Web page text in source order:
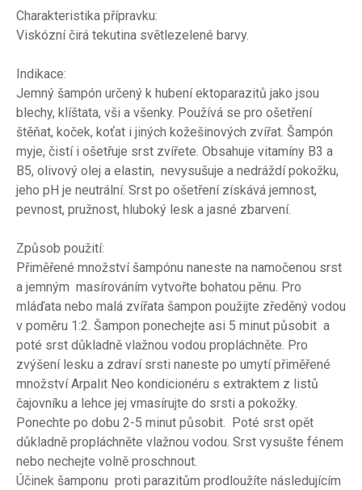
Charakteristika přípravku:
Viskózní čirá tekutina světlezelené barvy.
Indikace:
Jemný šampón určený k hubení ektoparazitů jako jsou
blechy, klíštata, vši a všenky. Používá se pro ošetření
štěňat, koček, koťat i jiných kožešinových zvířat. Šampón
myje, čistí i ošetřuje srst zvířete. Obsahuje vitamíny B3 a
B5, olivový olej a elastin, nevysušuje a nedráždí pokožku,
jeho pH je neutrální. Srst po ošetření získává jemnost,
pevnost, pružnost, hluboký lesk a jasné zbarvení.
Způsob použití:
Přiměřené množství šampónu naneste na namočenou srst
a jemným masírováním vytvořte bohatou pěnu. Pro
mláďata nebo malá zvířata šampon použijte zředěný vodou
v poměru 1:2. Šampon ponechejte asi 5 minut působit a
poté srst důkladně vlažnou vodou propláchněte. Pro
zvýšení lesku a zdraví srsti naneste po umytí přiměřené
množství Arpalit Neo kondicionéru s extraktem z listů
čajovníku a lehce jej vmasírujte do srsti a pokožky.
Ponechte po dobu 2-5 minut působit. Poté srst opět
důkladně propláchněte vlažnou vodou. Srst vysušte fénem
nebo nechejte volně proschnout.
Účinek šamponu proti parazitům prodloužíte následujícím